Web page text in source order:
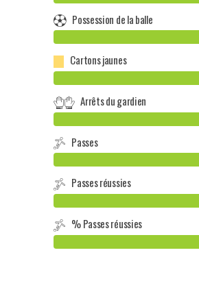
Possession de la balle
Cartons jaunes
Arrêts du gardien
Passes
Passes réussies
% Passes réussies